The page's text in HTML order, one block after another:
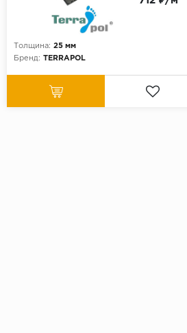
Толщина: 25 мм
Бренд: TERRAPOL